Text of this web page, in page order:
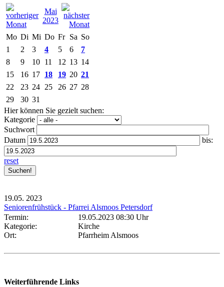
Mai
2023
Mo Di Mi Do Fr Sa So
1
2 3 4 5 6
7
8
9 10 11 12 13 14
15
16 17 18 19 20 21
22
23 24 25 26 27 28
29
30 31
Hier können Sie gezielt suchen:
Kategorie
Suchwort
Datum
bis:
reset
19.05. 2023
Seniorenfrühstück - Pfarrei Alsmoos Petersdorf
Termin:
19.05.2023 08:30 Uhr
Kategorie:
Kirche
Ort:
Pfarrheim Alsmoos
Weiterführende Links